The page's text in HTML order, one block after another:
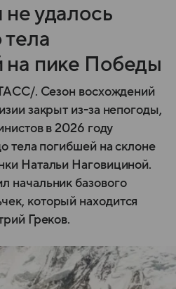
удалось
тела
на пике Победы
. Сезон восхождений
закрыт из-за непогоды,
в 2026 году
тела погибшей на склоне
Натальи Наговициной.
начальник базового
который находится
Греков.